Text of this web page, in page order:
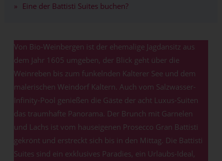
Eine der Battisti Suites buchen?
Von Bio-Weinbergen ist der ehemalige Jagdansitz aus
dem Jahr 1605 umgeben, der Blick geht über die
Weinreben bis zum funkelnden Kalterer See und dem
malerischen Weindorf Kaltern. Auch vom Salzwasser-
Infinity-Pool genießen die Gäste der acht Luxus-Suiten
das traumhafte Panorama. Der Brunch mit Garnelen
und Lachs ist vom hauseigenen Prosecco Gran Battisti
gekrönt und erstreckt sich bis in den Mittag. Die Battisti
Suites sind ein exklusives Paradies, ein Urlaubs-Ideal,